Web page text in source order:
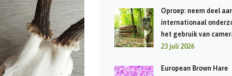
Oproep: neem deel
internationaal
het gebruik van
23 juli 2026
European Brown Hare